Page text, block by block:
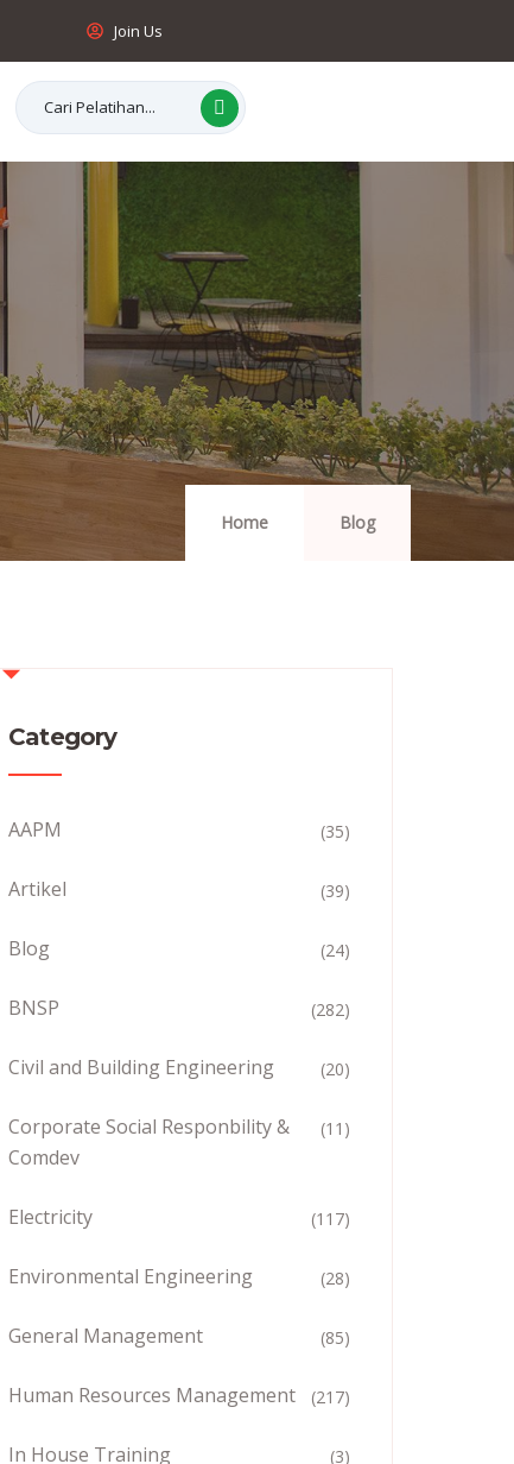
Join Us
Home Blog
Category
AAPM (35)
Artikel (39)
Blog (24)
BNSP (282)
Civil and Building Engineering (20)
Corporate Social Responbility &
Comdev
(11)
Electricity (117)
Environmental Engineering (28)
General Management (85)
Human Resources Management (217)
In House Training (3)